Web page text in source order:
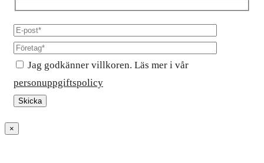
Jag godkänner villkoren. Läs mer i vår
personuppgiftspolicy
×